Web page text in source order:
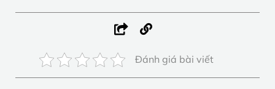
Đánh giá bài viết